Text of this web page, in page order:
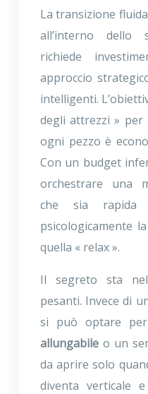
La transizione
all’interno dello
richiede
approccio
intelligenti.
degli attrezzi » per
ogni pezzo è
Con un budget
orchestrare una
che sia rapida
psicologicamente
quella « relax ».
Il segreto sta
pesanti. Invece di
si può optare
allungabile o un
da aprire solo
diventa verticale